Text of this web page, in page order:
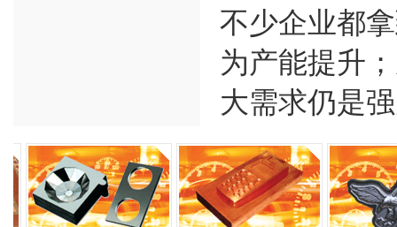
不少企业都
为产能提升
大需求仍是